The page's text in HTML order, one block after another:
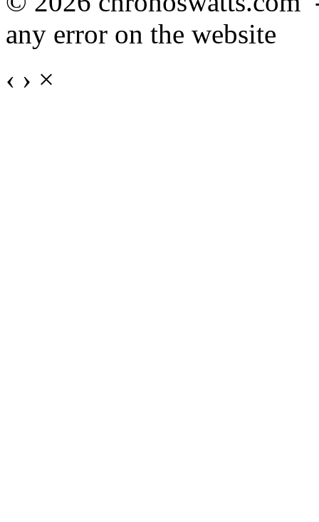
any error on the website
‹ › ×